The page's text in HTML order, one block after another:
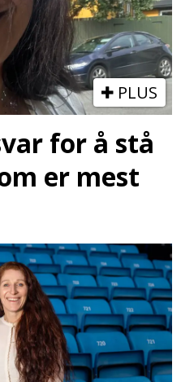
PLUS
for å stå
er mest